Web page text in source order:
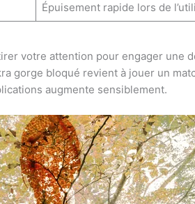
Épuisement rapide lors de
votre attention pour engager une
gorge bloqué revient à jouer un
augmente sensiblement.